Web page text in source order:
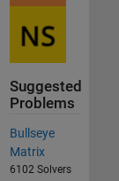
Suggested
Problems
Bullseye
Matrix
6102 Solvers